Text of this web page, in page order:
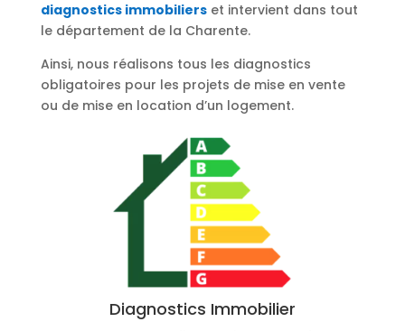
diagnostics immobilierset intervient dans tout
le département de la Charente.
Ainsi, nous réalisons tous les diagnostics
obligatoires pour les projets de mise en vente
ou de mise en location d’un logement.
Diagnostics Immobilier